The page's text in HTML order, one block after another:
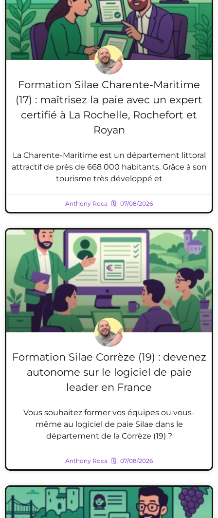
Formation Silae Charente-Maritime
(17) : maîtrisez la paie avec un expert
certifié à La Rochelle, Rochefort et
Royan
La Charente-Maritime est un département littoral
attractif de près de 668 000 habitants. Grâce à son
tourisme très développé et
Anthony Roca 07/08/2026
Formation Silae Corrèze (19) : devenez
autonome sur le logiciel de paie
leader en France
Vous souhaitez former vos équipes ou vous-
même au logiciel de paie Silae dans le
département de la Corrèze (19) ?
Anthony Roca 07/08/2026